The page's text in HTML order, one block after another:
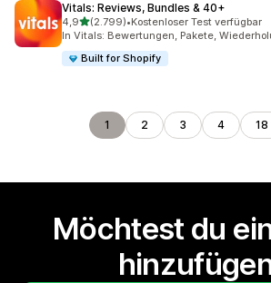
Vitals: Reviews, Bundles & 40+
4,9von 5 Sternen
(2.799)
2799 Rezensionen insgesamt
•Kostenloser Test verfügbar
In Vitals: Bewertungen, Pakete,
Built for Shopify
1 2 3 4 18
Möchtest du